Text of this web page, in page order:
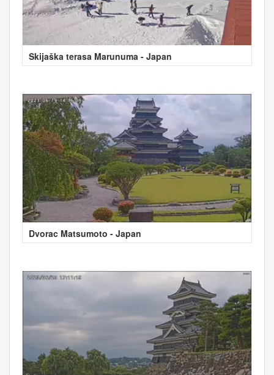
Skijaška terasa Marunuma - Japan
Dvorac Matsumoto - Japan